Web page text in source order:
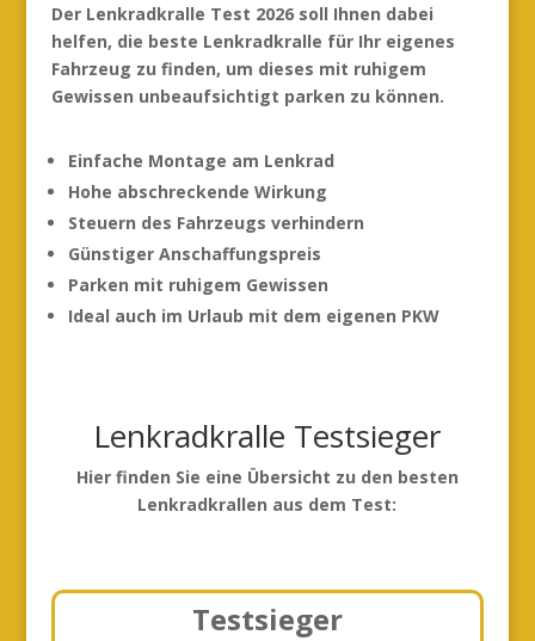
Der Lenkradkralle Test 2026 soll Ihnen dabei
helfen, die beste Lenkradkralle für Ihr eigenes
Fahrzeug zu finden, um dieses mit ruhigem
Gewissen unbeaufsichtigt parken zu können.
Einfache Montage am Lenkrad
Hohe abschreckende Wirkung
Steuern des Fahrzeugs verhindern
Günstiger Anschaffungspreis
Parken mit ruhigem Gewissen
Ideal auch im Urlaub mit dem eigenen PKW
Lenkradkralle Testsieger
Hier finden Sie eine Übersicht zu den besten
Lenkradkrallen aus dem Test:
Testsieger